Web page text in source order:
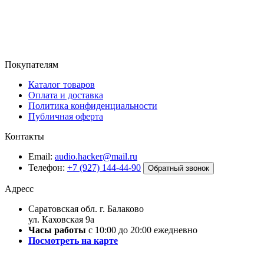
Покупателям
Каталог товаров
Оплата и доставка
Политика конфиденциальности
Публичная оферта
Контакты
Email: audio.hacker@mail.ru
Телефон: +7 (927) 144-44-90 Обратный звонок
Адресс
Саратовская обл. г. Балаково
ул. Каховская 9а
Часы работы с 10:00 до 20:00 ежедневно
Посмотреть на карте